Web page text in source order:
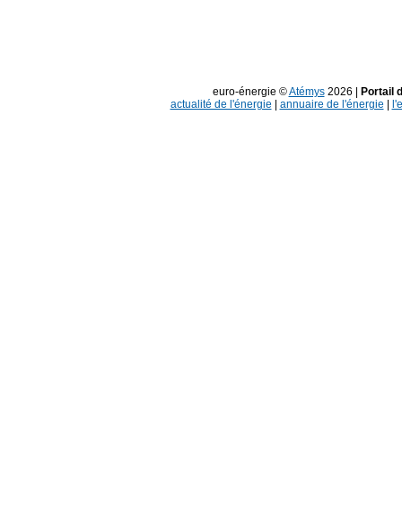
euro-énergie ©Atémys2026 |
Portail
actualité de l'énergie
annuaire de l'énergie